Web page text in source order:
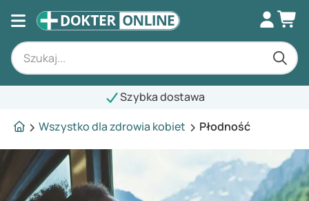
Szybka dostawa
Wszystko dla zdrowia kobiet
Płodność